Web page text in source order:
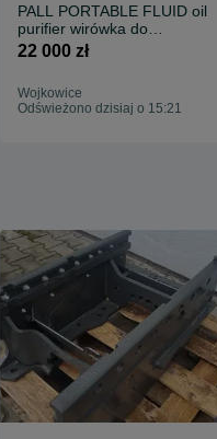
PALL PORTABLE FLUID oil
purifier wirówka do
czyszczenia oleju w
22 000 zł
Wojkowice
Odświeżono dzisiaj o 15:21